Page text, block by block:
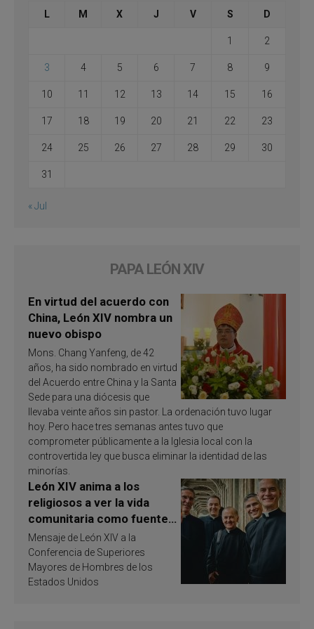
L M X J V S D
1 2
3 4 5 6 7 8 9
10 11 12 13 14 15 16
17 18 19 20 21 22 23
24 25 26 27 28 29 30
31
« Jul
PAPA LEÓN XIV
En virtud del acuerdo con
China, León XIV nombra un
nuevo obispo
Mons. Chang Yanfeng, de 42
años, ha sido nombrado en virtud
del Acuerdo entre China y la Santa
Sede para una diócesis que
llevaba veinte años sin pastor. La ordenación tuvo lugar
hoy. Pero hace tres semanas antes tuvo que
comprometer públicamente a la Iglesia local con la
controvertida ley que busca eliminar la identidad de las
minorías.
León XIV anima a los
religiosos a ver la vida
comunitaria como fuente
de inspiración y
santificación
Mensaje de León XIV a la
Conferencia de Superiores
Mayores de Hombres de los
Estados Unidos